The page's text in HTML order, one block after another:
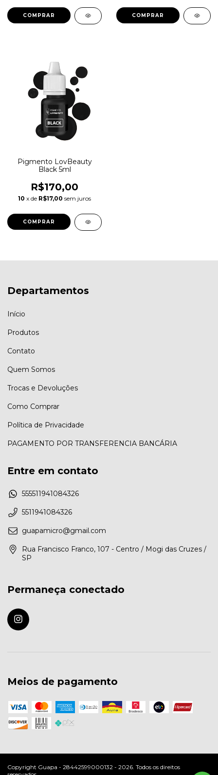
Pigmento LovBeauty
Black 5ml
R$170,00
10 x de R$17,00 sem juros
Departamentos
Início
Produtos
Contato
Quem Somos
Trocas e Devoluções
Como Comprar
Política de Privacidade
PAGAMENTO POR TRANSFERENCIA BANCÁRIA
Entre em contato
555511941084326
5511941084326
guapamicro@gmail.com
Rua Francisco Franco, 107 - Centro / Mogi das Cruzes /
SP
Permaneça conectado
Meios de pagamento
Copyright Guapa - 28442599000132 - 2026. Todos os direitos